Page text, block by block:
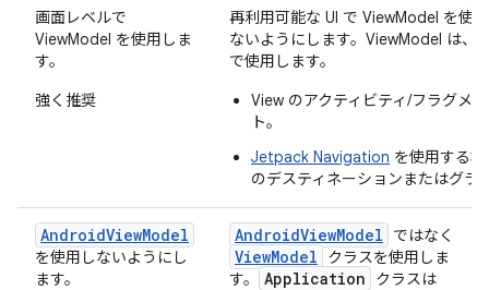
画面レベルで
ViewModel を使用しま
す。
強く推奨
再利用可能な UI で ViewModel を使
ないようにします。ViewModel は、
で使用します。
View のアクティビティ/フラグメン
ト。
Jetpack Navigation を使用する
のデスティネーションまたはグラ
AndroidViewModel
を使用しないようにし
ます。
AndroidViewModel ではなく
ViewModel
クラスを使用しま
す。
Application
クラスは